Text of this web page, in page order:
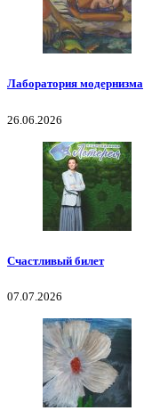
Лаборатория модернизма
26.06.2026
Счастливый билет
07.07.2026